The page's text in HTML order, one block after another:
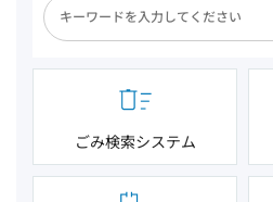
ごみ検索システム